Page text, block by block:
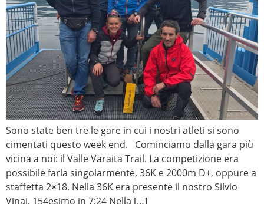
Sono state ben tre le gare in cui i nostri atleti si sono
cimentati questo week end. Cominciamo dalla gara più
vicina a noi: il Valle Varaita Trail. La competizione era
possibile farla singolarmente, 36K e 2000m D+, oppure a
staffetta 2×18. Nella 36K era presente il nostro Silvio
Vinai, 154esimo in 7:24 Nella […]